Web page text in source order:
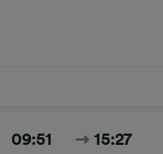
09:51 15:27